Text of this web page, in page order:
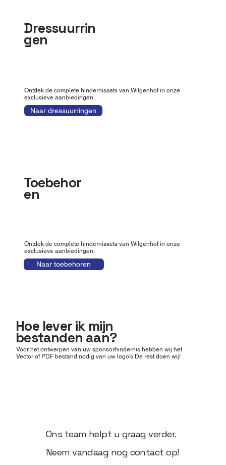
Dressuurrin
gen
Ontdek de complete hindernissets van Wilgenhof in onze
exclusieve aanbiedingen.
Naar toebehoren
Ontdek de complete hindernissets van Wilgenhof in onze
exclusieve aanbiedingen.
Naar dressuurringen
Toebehor
en
Hoe lever ik mijn
bestanden aan?
Voor het ontwerpen van uw sponsorhindernis hebben wij het
Vector of PDF bestand nodig van uw logo's De rest doen wij!
Ons team helpt u graag verder.
Neem vandaag nog contact op!